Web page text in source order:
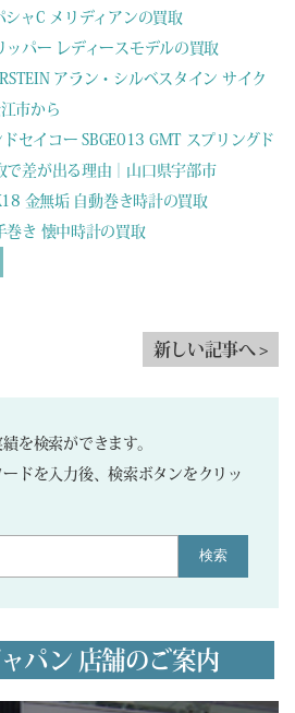
シャC メリディアンの買取
ッパー レディースモデルの買取
アラン・シルベスタイン サイク
市から
ドセイコー SBGE013 GMT スプリングド
で差が出る理由｜山口県宇部市
金無垢 自動巻き時計の買取
巻き 懐中時計の買取
新しい記事へ >
を検索ができます。
ドを入力後、検索ボタンをクリッ
検索
パン 店舗のご案内